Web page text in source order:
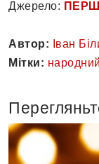
Джерело:
Автор: Іван
Мітки: